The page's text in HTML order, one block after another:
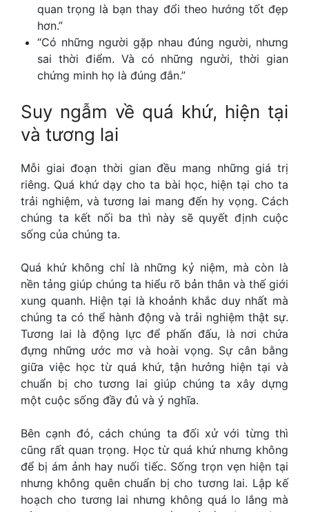
quan trọng là bạn thay đổi theo hướng tốt đẹp
hơn.”
“Có những người gặp nhau đúng người, nhưng
sai thời điểm. Và có những người, thời gian
chứng minh họ là đúng đắn.”
Suy ngẫm về quá khứ, hiện tại
và tương lai
Mỗi giai đoạn thời gian đều mang những giá trị
riêng. Quá khứ dạy cho ta bài học, hiện tại cho ta
trải nghiệm, và tương lai mang đến hy vọng. Cách
chúng ta kết nối ba thì này sẽ quyết định cuộc
sống của chúng ta.
Quá khứ không chỉ là những kỷ niệm, mà còn là
nền tảng giúp chúng ta hiểu rõ bản thân và thế giới
xung quanh. Hiện tại là khoảnh khắc duy nhất mà
chúng ta có thể hành động và trải nghiệm thật sự.
Tương lai là động lực để phấn đấu, là nơi chứa
đựng những ước mơ và hoài vọng. Sự cân bằng
giữa việc học từ quá khứ, tận hưởng hiện tại và
chuẩn bị cho tương lai giúp chúng ta xây dựng
một cuộc sống đầy đủ và ý nghĩa.
Bên cạnh đó, cách chúng ta đối xử với từng thì
cũng rất quan trọng. Học từ quá khứ nhưng không
để bị ám ảnh hay nuối tiếc. Sống trọn vẹn hiện tại
nhưng không quên chuẩn bị cho tương lai. Lập kế
hoạch cho tương lai nhưng không quá lo lắng mà